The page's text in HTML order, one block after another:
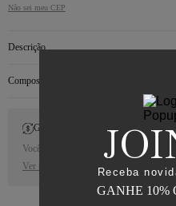
Não sei meu CEP
Descrição
Composição
Gift Back
Você receberá 10% de Cash Back para
Ver regras
Receba
GANHE 10%